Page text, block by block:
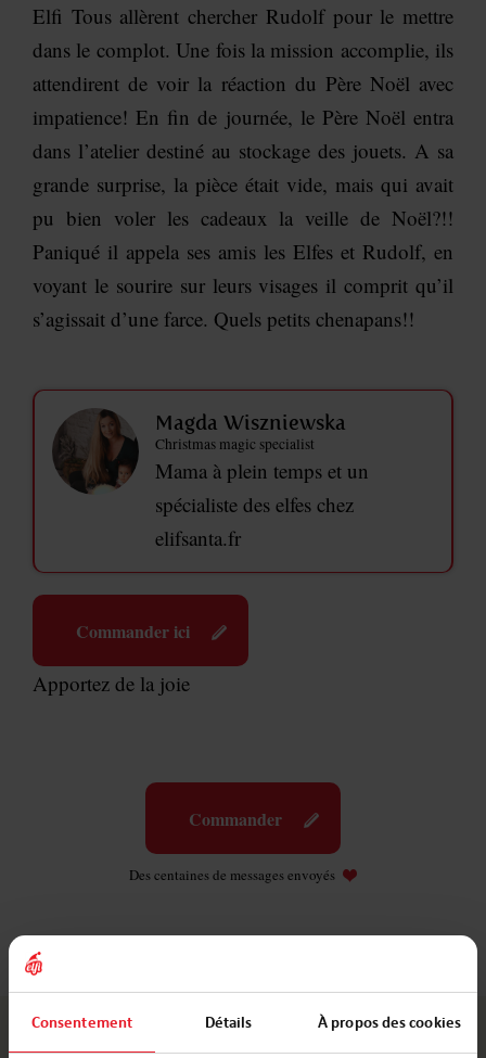
Consentement Détails À propos des cookies
Elfi Tous allèrent chercher Rudolf pour le mettre
dans le complot. Une fois la mission accomplie, ils
attendirent de voir la réaction du Père Noël avec
impatience! En fin de journée, le Père Noël entra
dans l’atelier destiné au stockage des jouets. A sa
grande surprise, la pièce était vide, mais qui avait
pu bien voler les cadeaux la veille de Noël?!!
Paniqué il appela ses amis les Elfes et Rudolf, en
voyant le sourire sur leurs visages il comprit qu’il
s’agissait d’une farce. Quels petits chenapans!!
Magda Wiszniewska
Christmas magic specialist
Mama à plein temps et un
spécialiste des elfes chez
elifsanta.fr
Commander ici
Apportez de la joie
Commander
Des centaines de messages envoyés